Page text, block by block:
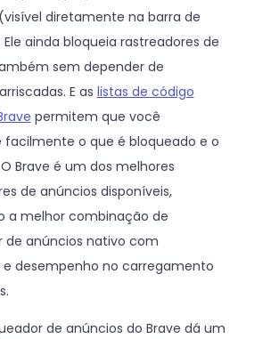
diretamente na barra de
ainda bloqueia rastreadores de
sem depender de
E as listas de código
permitem que você
facilmente o que é bloqueado e o
Brave é um dos melhores
de anúncios disponíveis,
a melhor combinação de
de anúncios nativo com
desempenho no carregamento
de anúncios do Brave dá um